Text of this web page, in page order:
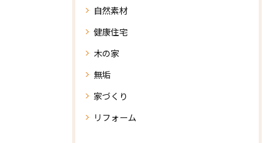
自然素材
健康住宅
木の家
無垢
家づくり
リフォーム